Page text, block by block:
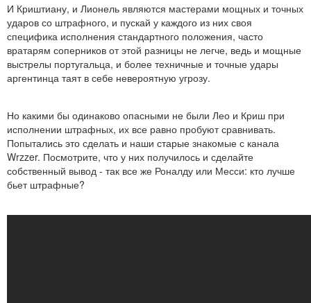
И Криштиану, и Лионель являются мастерами мощных и точных
ударов со штрафного, и пускай у каждого из них своя
специфика исполнения стандартного положения, часто
вратарям соперников от этой разницы не легче, ведь и мощные
выстрелы португальца, и более техничные и точные удары
аргентинца таят в себе невероятную угрозу.
Но какими бы одинаково опасными не были Лео и Криш при
исполнении штрафных, их все равно пробуют сравнивать.
Попытались это сделать и наши старые знакомые с канала
Wrzzer. Посмотрите, что у них получилось и сделайте
собственный вывод - так все же Роналду или Месси: кто лучше
бьет штрафные?